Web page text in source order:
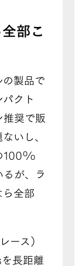
部こ
の製品で
クト
推奨で販
いし、
100%
が、ラ
ら全部
ース）
長距離